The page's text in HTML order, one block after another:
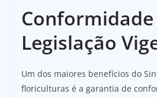
Conformidade
Legislação
Um dos maiores benefícios do
floriculturas é a garantia de